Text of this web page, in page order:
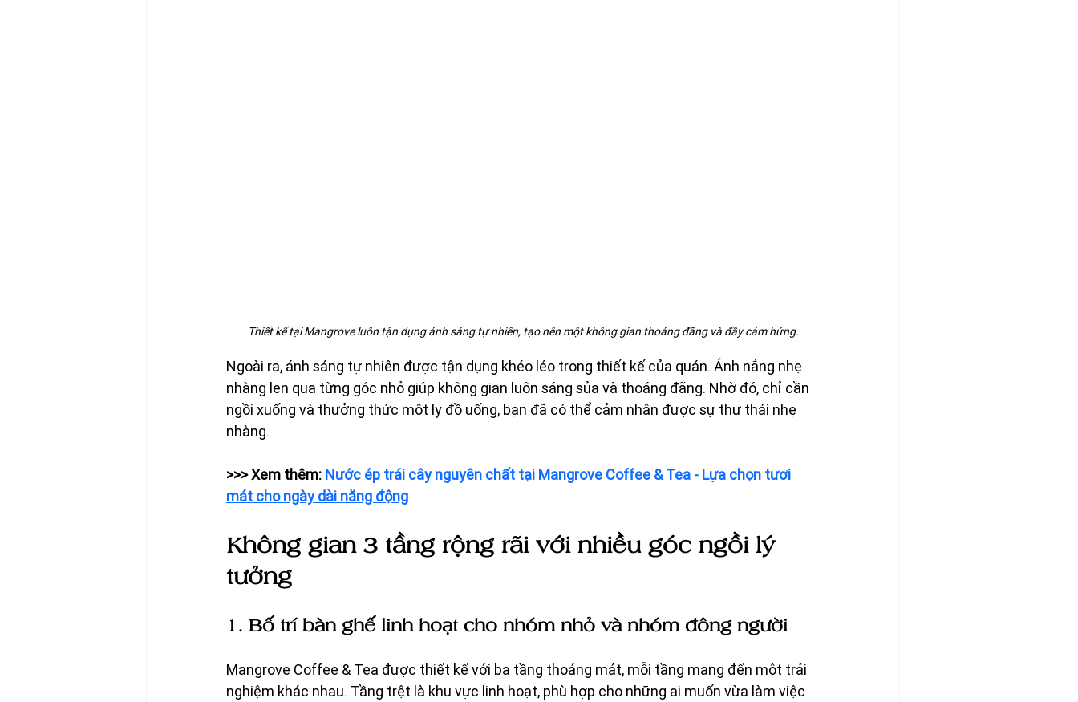
Thiết kế tại Mangrove luôn tận dụng ánh sáng tự nhiên, tạo nên một không gian thoáng đãng và đầy cảm hứng.
Ngoài ra, ánh sáng tự nhiên được tận dụng khéo léo trong thiết kế của quán. Ánh nắng nhẹ
nhàng len qua từng góc nhỏ giúp không gian luôn sáng sủa và thoáng đãng. Nhờ đó, chỉ cần
ngồi xuống và thưởng thức một ly đồ uống, bạn đã có thể cảm nhận được sự thư thái nhẹ
nhàng.
>>> Xem thêm: Nước ép trái cây nguyên chất tại Mangrove Coffee & Tea - Lựa chọn tươi
mát cho ngày dài năng động
Không gian 3 tầng rộng rãi với nhiều góc ngồi lý
tưởng
1. Bố trí bàn ghế linh hoạt cho nhóm nhỏ và nhóm đông người
Mangrove Coffee & Tea được thiết kế với ba tầng thoáng mát, mỗi tầng mang đến một trải
nghiệm khác nhau. Tầng trệt là khu vực linh hoạt, phù hợp cho những ai muốn vừa làm việc